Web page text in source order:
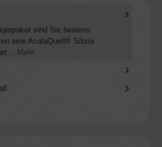
sind Sie bestens
eine AcalaQuell® Silizia
Mehr